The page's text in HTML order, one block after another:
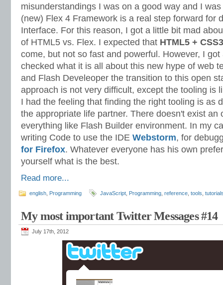
misunderstandings I was on a good way and I
(new) Flex 4 Framework is a real step forward for
Interface. For this reason, I got a little bit mad
of HTML5 vs. Flex. I expected that HTML5 +
come, but not so fast and powerful. However, I
checked what it is all about this new hype of web
and Flash Develeoper the transition to this open
approach is not very difficult, except the tooling is
I had the feeling that finding the right tooling is as
the appropriate life partner. There doesn't exist an
everything like Flash Builder environment. In my
writing Code to use the IDE Webstorm, for
for Firefox. Whatever everyone has his own
yourself what is the best.
Read more...
english Programming JavaScript Programming reference tools
My most important Twitter Messages #14
July 17th, 2012